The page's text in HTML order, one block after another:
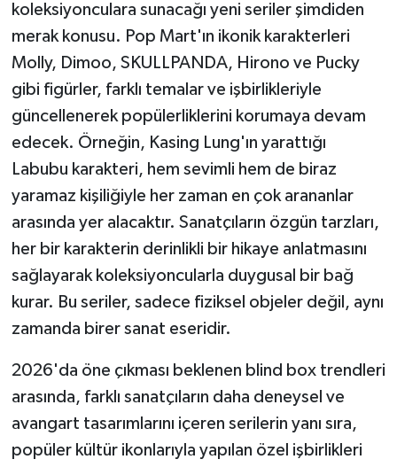
koleksiyonculara sunacağı yeni seriler şimdiden
merak konusu. Pop Mart'ın ikonik karakterleri
Molly, Dimoo, SKULLPANDA, Hirono ve Pucky
gibi figürler, farklı temalar ve işbirlikleriyle
güncellenerek popülerliklerini korumaya devam
edecek. Örneğin, Kasing Lung'ın yarattığı
Labubu karakteri, hem sevimli hem de biraz
yaramaz kişiliğiyle her zaman en çok arananlar
arasında yer alacaktır. Sanatçıların özgün tarzları,
her bir karakterin derinlikli bir hikaye anlatmasını
sağlayarak koleksiyoncularla duygusal bir bağ
kurar. Bu seriler, sadece fiziksel objeler değil, aynı
zamanda birer sanat eseridir.
2026'da öne çıkması beklenen blind box trendleri
arasında, farklı sanatçıların daha deneysel ve
avangart tasarımlarını içeren serilerin yanı sıra,
popüler kültür ikonlarıyla yapılan özel işbirlikleri